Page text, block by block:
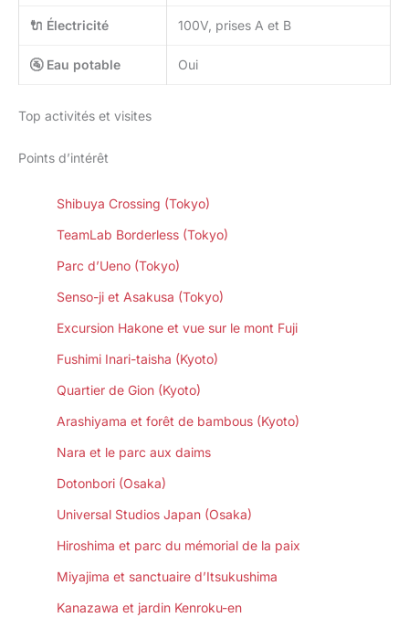
🔌 Électricité 100V, prises A et B
🚰 Eau potable Oui
Top activités et visites
Points d’intérêt
Shibuya Crossing (Tokyo)
TeamLab Borderless (Tokyo)
Parc d’Ueno (Tokyo)
Senso-ji et Asakusa (Tokyo)
Excursion Hakone et vue sur le mont Fuji
Fushimi Inari-taisha (Kyoto)
Quartier de Gion (Kyoto)
Arashiyama et forêt de bambous (Kyoto)
Nara et le parc aux daims
Dotonbori (Osaka)
Universal Studios Japan (Osaka)
Hiroshima et parc du mémorial de la paix
Miyajima et sanctuaire d’Itsukushima
Kanazawa et jardin Kenroku-en